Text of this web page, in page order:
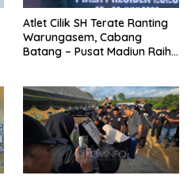
Atlet Cilik SH Terate Ranting
Warungasem, Cabang
Batang – Pusat Madiun Raih